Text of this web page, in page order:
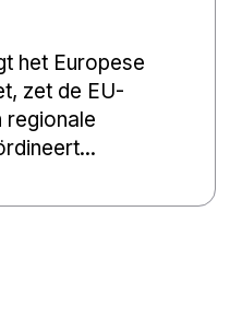
het Europese
zet de EU-
regionale